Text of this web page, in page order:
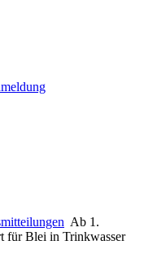
Ab 1.
für Blei in Trinkwasser